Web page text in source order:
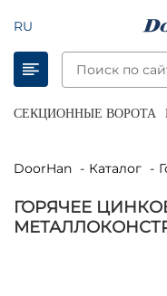
RU
СЕКЦИОННЫЕ ВОРОТА
DoorHan Каталог
ГОРЯЧЕЕ